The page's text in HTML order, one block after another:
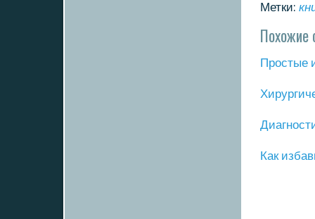
Метки:
Похожие
Прοстые
Как